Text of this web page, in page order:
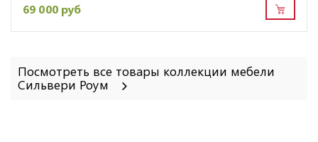
69 000 руб
Посмотреть все товары коллекции мебели
Сильвери Роум